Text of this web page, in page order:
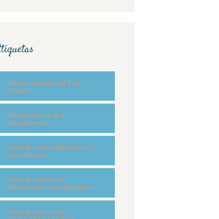
Alimentación Al Por
Mayor
Alimentos Para
Residencias
Distribución Alimentos
Hostelería
Distribuidor De
Alimentos Guadalajara
Distribuidor De